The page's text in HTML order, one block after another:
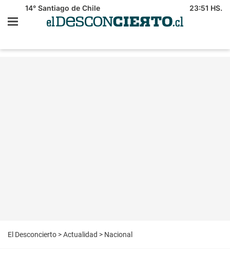
14° Santiago de Chile 23:51 HS.
El Desconcierto >Actualidad > Nacional